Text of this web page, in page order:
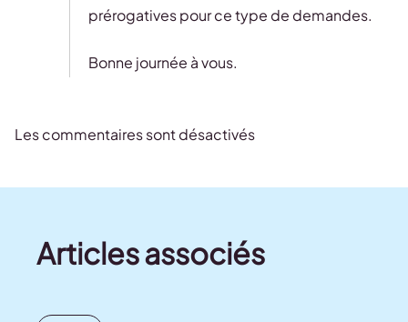
prérogatives pour ce type de demandes.
Bonne journée à vous.
Les commentaires sont désactivés
Articles associés